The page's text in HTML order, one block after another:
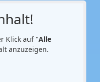
Klick auf "Alle
anzuzeigen.